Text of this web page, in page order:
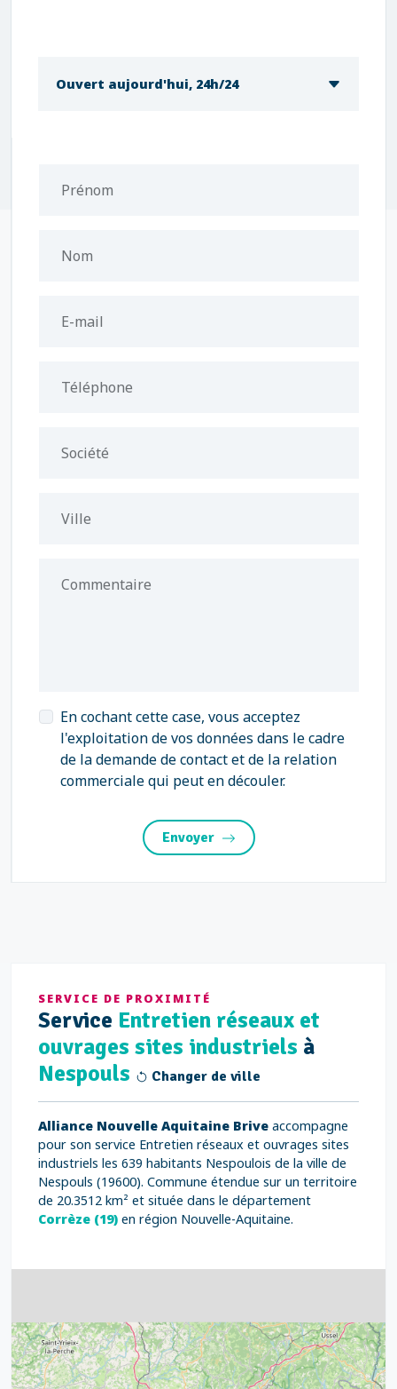
Ouvert aujourd'hui, 24h/24
Prénom
Nom
E-mail
Téléphone
Société
Ville
Commentaire
En cochant cette case, vous acceptez
l'exploitation de vos données dans le cadre
de la demande de contact et de la relation
commerciale qui peut en découler.
Envoyer
SERVICE DE PROXIMITÉ
Service Entretien réseaux et
ouvrages sites industriels à
Nespouls
Changer de ville
Alliance Nouvelle Aquitaine Brive accompagne
pour son service Entretien réseaux et ouvrages sites
industriels les 639 habitants Nespoulois de la ville de
Nespouls (19600). Commune étendue sur un territoire
de 20.3512 km² et située dans le département
Corrèze (19) en région Nouvelle-Aquitaine.
4